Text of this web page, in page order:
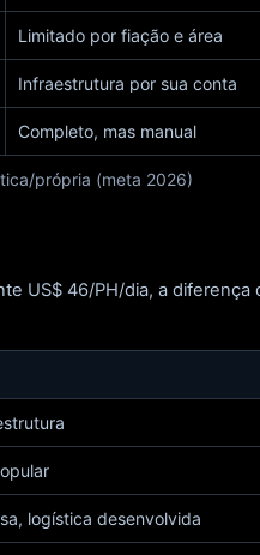
própria (meta 2026)
Limitado por fiação e área
Infraestrutura por sua conta
Completo, mas manual
US$ 46/PH/dia, a
logística desenvolvida